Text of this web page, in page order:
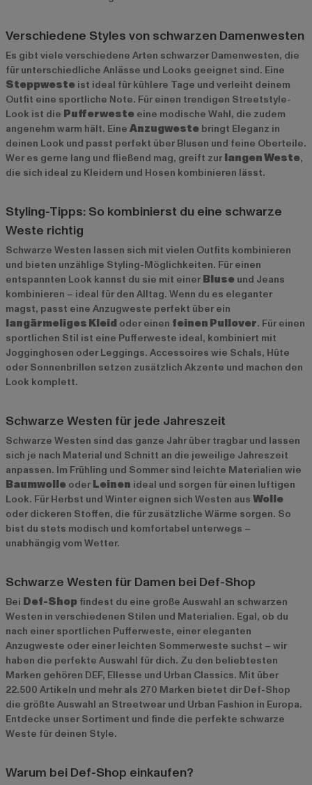
Verschiedene Styles von schwarzen Damenwesten
Es gibt viele verschiedene Arten schwarzer Damenwesten, die
für unterschiedliche Anlässe und Looks geeignet sind. Eine
Steppweste ist ideal für kühlere Tage und verleiht deinem
Outfit eine sportliche Note. Für einen trendigen Streetstyle-
Look ist die Pufferweste eine modische Wahl, die zudem
angenehm warm hält. Eine Anzugweste bringt Eleganz in
deinen Look und passt perfekt über Blusen und feine Oberteile.
Wer es gerne lang und fließend mag, greift zur langen Weste,
die sich ideal zu Kleidern und Hosen kombinieren lässt.
Styling-Tipps: So kombinierst du eine schwarze
Weste richtig
Schwarze Westen lassen sich mit vielen Outfits kombinieren
und bieten unzählige Styling-Möglichkeiten. Für einen
entspannten Look kannst du sie mit einer Bluse und Jeans
kombinieren – ideal für den Alltag. Wenn du es eleganter
magst, passt eine Anzugweste perfekt über ein
langärmeliges Kleid oder einen feinen Pullover. Für einen
sportlichen Stil ist eine Pufferweste ideal, kombiniert mit
Jogginghosen oder Leggings. Accessoires wie Schals, Hüte
oder Sonnenbrillen setzen zusätzlich Akzente und machen den
Look komplett.
Schwarze Westen für jede Jahreszeit
Schwarze Westen sind das ganze Jahr über tragbar und lassen
sich je nach Material und Schnitt an die jeweilige Jahreszeit
anpassen. Im Frühling und Sommer sind leichte Materialien wie
Baumwolle oder Leinen ideal und sorgen für einen luftigen
Look. Für Herbst und Winter eignen sich Westen aus Wolle
oder dickeren Stoffen, die für zusätzliche Wärme sorgen. So
bist du stets modisch und komfortabel unterwegs –
unabhängig vom Wetter.
Schwarze Westen für Damen bei Def-Shop
Bei Def-Shop findest du eine große Auswahl an schwarzen
Westen in verschiedenen Stilen und Materialien. Egal, ob du
nach einer sportlichen Pufferweste, einer eleganten
Anzugweste oder einer leichten Sommerweste suchst – wir
haben die perfekte Auswahl für dich. Zu den beliebtesten
Marken gehören DEF, Ellesse und Urban Classics. Mit über
22.500 Artikeln und mehr als 270 Marken bietet dir Def-Shop
die größte Auswahl an Streetwear und Urban Fashion in Europa.
Entdecke unser Sortiment und finde die perfekte schwarze
Weste für deinen Style.
Warum bei Def-Shop einkaufen?